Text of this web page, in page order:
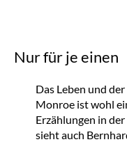
Nur für je einen
Das Leben und
Monroe ist wohl
Erzählungen in
sieht auch